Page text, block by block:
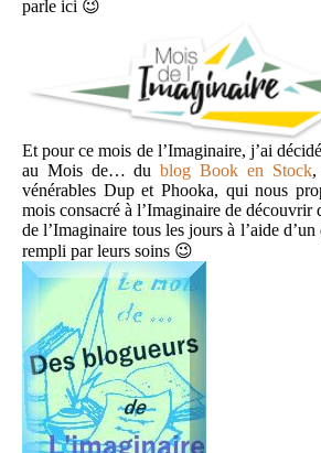
parle ici 😉
Et pour ce mois de l’Imaginaire, j’ai
au Mois de… dublog Book en Stock,
vénérables Dup et Phooka, qui nous
mois consacré à l’Imaginaire de découvrir
de l’Imaginaire tous les jours à l’aide
rempli par leurs soins 😉